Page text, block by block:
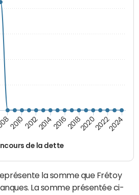
de la dette
20102012201420162018202020222024
la somme que Frétoy
La somme présentée ci-